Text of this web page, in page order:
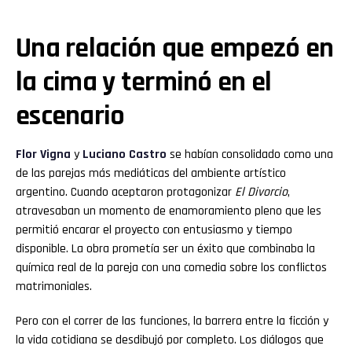
Una relación que empezó en
la cima y terminó en el
escenario
FlorVigna y Luciano Castro se habían consolidado como una
de las parejas más mediáticas del ambiente artístico
argentino. Cuando aceptaron protagonizar El Divorcio,
atravesaban un momento de enamoramiento pleno que les
permitió encarar el proyecto con entusiasmo y tiempo
disponible. La obra prometía ser un éxito que combinaba la
química real de la pareja con una comedia sobre los conflictos
matrimoniales.
Pero con el correr de las funciones, la barrera entre la ficción y
la vida cotidiana se desdibujó por completo. Los diálogos que